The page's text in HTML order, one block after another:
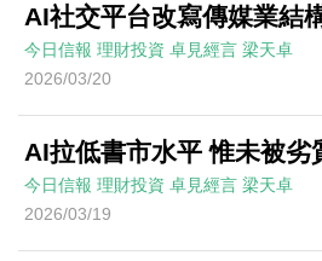
AI社交平台改寫傳媒業結
今日信報 理財投資 卓見經言 梁天卓
2026/03/20
AI拉低書市水平 惟未被劣
今日信報 理財投資 卓見經言 梁天卓
2026/03/19